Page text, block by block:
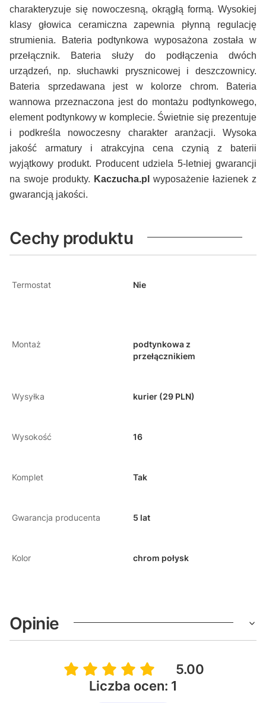
charakteryzuje się nowoczesną, okrągłą formą. Wysokiej
klasy głowica ceramiczna zapewnia płynną regulację
strumienia. Bateria podtynkowa wyposażona została w
przełącznik. Bateria służy do podłączenia dwóch
urządzeń, np. słuchawki prysznicowej i deszczownicy.
Bateria sprzedawana jest w kolorze chrom. Bateria
wannowa przeznaczona jest do montażu podtynkowego,
element podtynkowy w komplecie. Świetnie się prezentuje
i podkreśla nowoczesny charakter aranżacji. Wysoka
jakość armatury i atrakcyjna cena czynią z baterii
wyjątkowy produkt. Producent udziela 5-letniej gwarancji
na swoje produkty. Kaczucha.pl
wyposażenie łazienek z
gwarancją jakości.
Cechy produktu
Termostat Nie
Montaż
podtynkowa z
przełącznikiem
Wysyłka kurier (29 PLN)
Wysokość 16
Komplet Tak
Gwarancja producenta 5 lat
Kolor chrom połysk
Opinie
5.00
Liczba ocen: 1